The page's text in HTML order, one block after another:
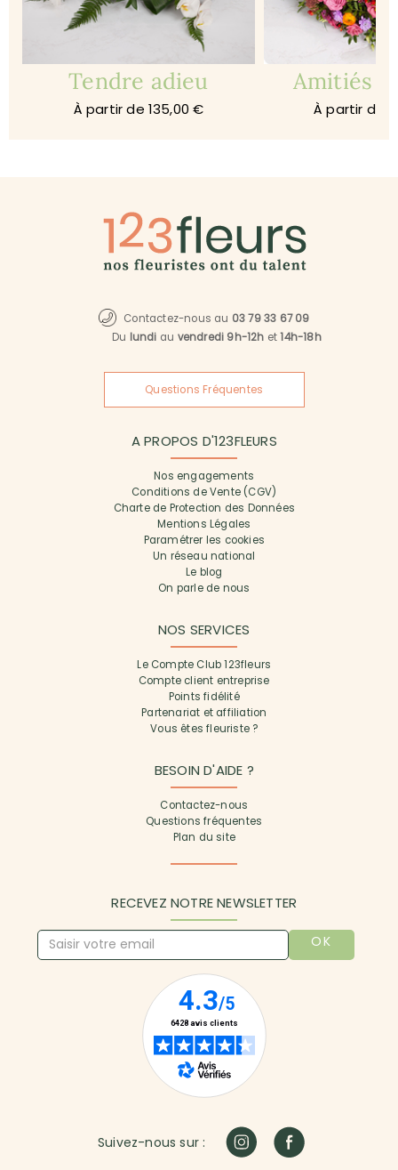
Tendre adieu
À partir de 135,00 €
Amitiés
À partir de
Contactez-nous au 03 79 33 67 09
Du lundi au vendredi 9h-12h et14h-18h
Questions Fréquentes
A PROPOS D'123FLEURS
Nos engagements
Conditions de Vente (CGV)
Charte de Protection des Données
Mentions Légales
Paramétrer les cookies
Un réseau national
Le blog
On parle de nous
NOS SERVICES
Le Compte Club 123fleurs
Compte client entreprise
Points fidélité
Partenariat et affiliation
Vous êtes fleuriste ?
BESOIN D'AIDE ?
Contactez-nous
Questions fréquentes
Plan du site
RECEVEZ NOTRE NEWSLETTER
OK
Suivez-nous sur :